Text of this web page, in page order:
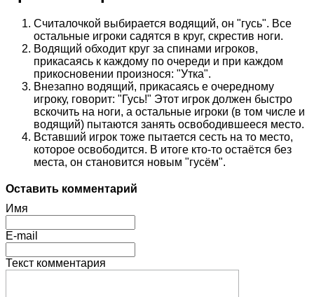
Считалочкой выбирается водящий, он "гусь". Все
остальные игроки садятся в круг, скрестив ноги.
Водящий обходит круг за спинами игроков,
прикасаясь к каждому по очереди и при каждом
прикосновении произнося: "Утка".
Внезапно водящий, прикасаясь е очередному
игроку, говорит: "Гусь!" Этот игрок должен быстро
вскочить на ноги, а остальные игроки (в том числе и
водящий) пытаются занять освободившееся место.
Вставший игрок тоже пытается сесть на то место,
которое освободится. В итоге кто-то остаётся без
места, он становится новым "гусём".
Оставить комментарий
Имя
E-mail
Текст комментария